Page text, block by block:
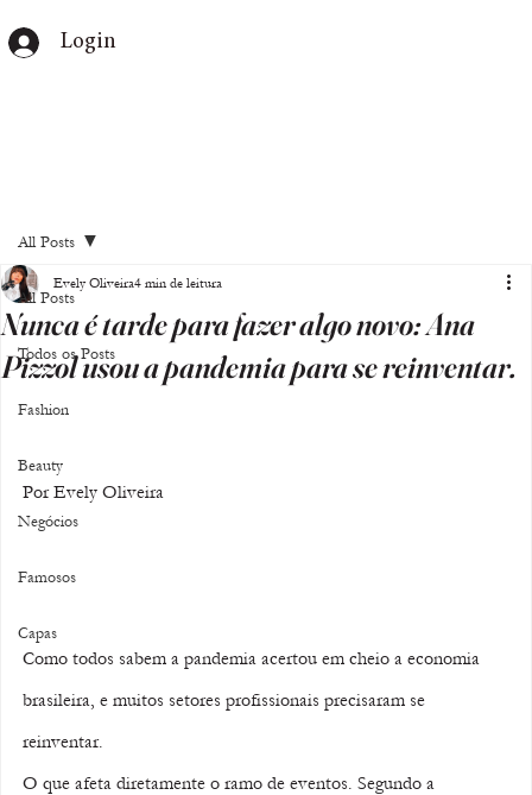
Login
All Posts
Todos os Posts
Fashion
Beauty
Negócios
Famosos
Capas
All Posts
Nunca é tarde para fazer algo novo: Ana
Pizzol usou a pandemia para se reinventar.
Evely Oliveira4 min de leitura
Por Evely Oliveira
Como todos sabem a pandemia acertou em cheio a economia
brasileira, e muitos setores profissionais precisaram se
reinventar.
O que afeta diretamente o ramo de eventos. Segundo a